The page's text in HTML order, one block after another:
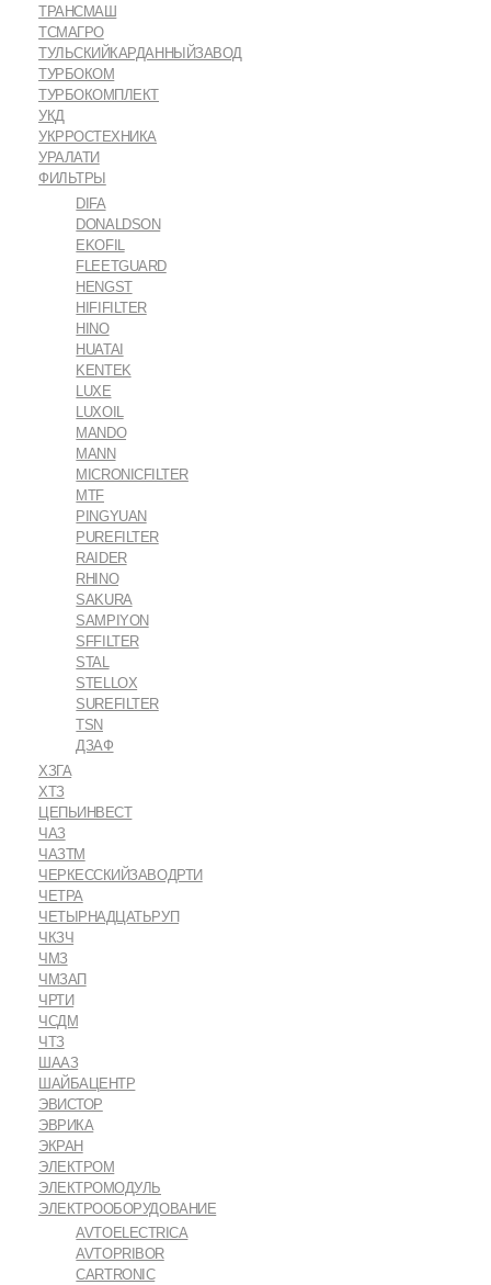
ТРАНСМАШ
ТСМАГРО
ТУЛЬСКИЙКАРДАННЫЙЗАВОД
ТУРБОКОМ
ТУРБОКОМПЛЕКТ
УКД
УКРРОСТЕХНИКА
УРАЛАТИ
ФИЛЬТРЫ
DIFA
DONALDSON
EKOFIL
FLEETGUARD
HENGST
HIFIFILTER
HINO
HUATAI
KENTEK
LUXE
LUXOIL
MANDO
MANN
MICRONICFILTER
MTF
PINGYUAN
PUREFILTER
RAIDER
RHINO
SAKURA
SAMPIYON
SFFILTER
STAL
STELLOX
SUREFILTER
TSN
ДЗАФ
ХЗГА
ХТЗ
ЦЕПЬИНВЕСТ
ЧАЗ
ЧАЗТМ
ЧЕРКЕССКИЙЗАВОДРТИ
ЧЕТРА
ЧЕТЫРНАДЦАТЬРУП
ЧКЗЧ
ЧМЗ
ЧМЗАП
ЧРТИ
ЧСДМ
ЧТЗ
ШААЗ
ШАЙБАЦЕНТР
ЭВИСТОР
ЭВРИКА
ЭКРАН
ЭЛЕКТРОМ
ЭЛЕКТРОМОДУЛЬ
ЭЛЕКТРООБОРУДОВАНИЕ
AVTOELECTRICA
AVTOPRIBOR
CARTRONIC